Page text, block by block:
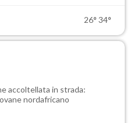
26° 34°
accoltellata in strada:
nordafricano